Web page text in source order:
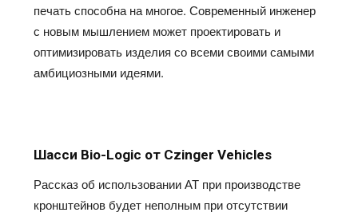
печать способна на многое. Современный инженер
с новым мышлением может проектировать и
оптимизировать изделия со всеми своими самыми
амбициозными идеями.
Шасси Bio-Logic от Czinger Vehicles
Рассказ об использовании АТ при производстве
кронштейнов будет неполным при отсутствии